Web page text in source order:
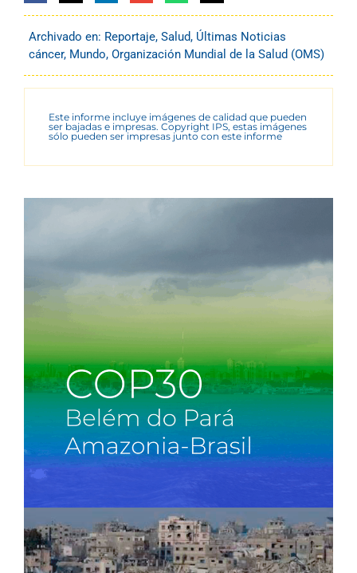
Archivado en: Reportaje, Salud, Últimas Noticias
cáncer, Mundo, Organización Mundial de la Salud (OMS)
Este informe incluye imágenes de calidad que pueden
ser bajadas e impresas. Copyright IPS, estas imágenes
sólo pueden ser impresas junto con este informe